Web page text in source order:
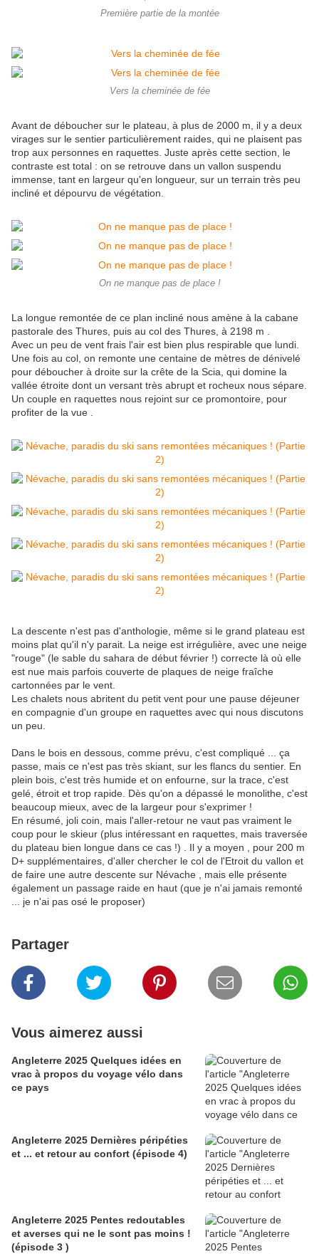
Première partie de la montée
Vers la cheminée de fée
Avant de déboucher sur le plateau, à plus de 2000 m, il y a deux
virages sur le sentier particulièrement raides, qui ne plaisent pas
trop aux personnes en raquettes. Juste après cette section, le
contraste est total : on se retrouve dans un vallon suspendu
immense, tant en largeur qu'en longueur, sur un terrain très peu
incliné et dépourvu de végétation.
On ne manque pas de place !
La longue remontée de ce plan incliné nous amène à la cabane
pastorale des Thures, puis au col des Thures, à 2198 m .
Avec un peu de vent frais l'air est bien plus respirable que lundi.
Une fois au col, on remonte une centaine de mètres de dénivelé
pour déboucher à droite sur la crête de la Scia, qui domine la
vallée étroite dont un versant très abrupt et rocheux nous sépare.
Un couple en raquettes nous rejoint sur ce promontoire, pour
profiter de la vue .
La descente n'est pas d'anthologie, même si le grand plateau est
moins plat qu'il n'y parait. La neige est irrégulière, avec une neige
"rouge" (le sable du sahara de début février !) correcte là où elle
est nue mais parfois couverte de plaques de neige fraîche
cartonnées par le vent.
Les chalets nous abritent du petit vent pour une pause déjeuner
en compagnie d'un groupe en raquettes avec qui nous discutons
un peu.
Dans le bois en dessous, comme prévu, c'est compliqué ... ça
passe, mais ce n'est pas très skiant, sur les flancs du sentier. En
plein bois, c'est très humide et on enfourne, sur la trace, c'est
gelé, étroit et trop rapide. Dès qu'on a dépassé le monolithe, c'est
beaucoup mieux, avec de la largeur pour s'exprimer !
En résumé, joli coin, mais l'aller-retour ne vaut pas vraiment le
coup pour le skieur (plus intéressant en raquettes, mais traversée
du plateau bien longue dans ce cas !) . Il y a moyen , pour 200 m
D+ supplémentaires, d'aller chercher le col de l'Etroit du vallon et
de faire une autre descente sur Névache , mais elle présente
également un passage raide en haut (que je n'ai jamais remonté
... je n'ai pas osé le proposer)
Partager
Vous aimerez aussi
Angleterre 2025 Quelques idées en
vrac à propos du voyage vélo dans
ce pays
Angleterre 2025 Dernières péripéties
et ... et retour au confort (épisode 4)
Angleterre 2025 Pentes redoutables
et averses qui ne le sont pas moins !
(épisode 3 )